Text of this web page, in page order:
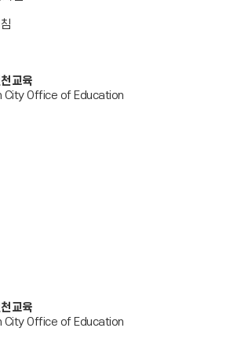
교육
City Office of Education
교육
City Office of Education